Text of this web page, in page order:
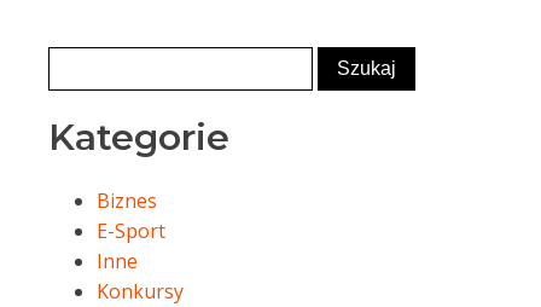
Kategorie
Biznes
E-Sport
Inne
Konkursy